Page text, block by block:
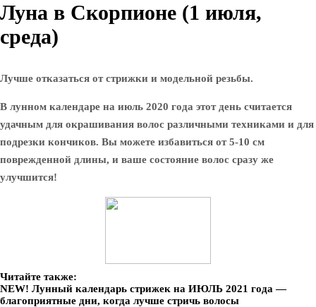
Луна в Скорпионе (1 июля,
среда)
Лучше отказаться от стрижки и модельной резьбы.
В лунном календаре на июль 2020 года этот день считается
удачным для окрашивания волос различными техниками и для
подрезки кончиков. Вы можете избавиться от 5-10 см
поврежденной длины, и ваше состояние волос сразу же
улучшится!
Читайте также:
NEW! Лунный календарь стрижек на ИЮЛЬ 2021 года —
благоприятные дни, когда лучше стричь волосы